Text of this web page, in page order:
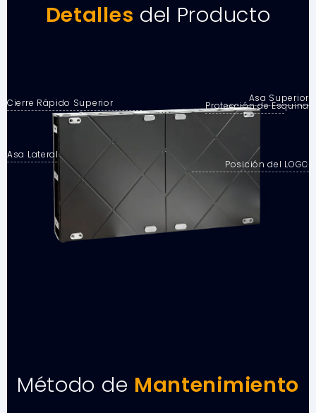
Detalles del Producto
Cierre Rápido Superior
Asa Lateral
Asa Superior
Protección de Esquina
Posición del LOGO
Método de Mantenimiento